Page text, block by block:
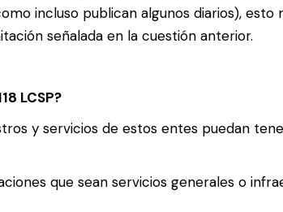
incluso publican algunos diarios), esto
señalada en la cuestión anterior.
LCSP?
y servicios de estos entes puedan
que sean servicios generales o